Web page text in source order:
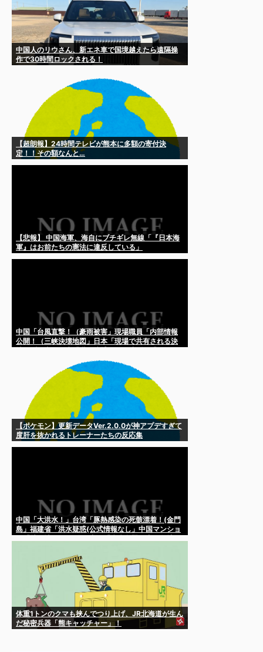
中国人のリウさん、新エネ車で国境越えたら遠隔操
作で30時間ロックされる！
【超朗報】24時間テレビが熊本に多額の寄付決
定！！その額なんと…
【悲報】 中国海軍、海自にブチギレ無線「『日本海
軍』はお前たちの憲法に違反している」
中国「台風直撃！（豪雨被害」現場職員「内部情報
公開！（三峡決壊地図」日本「現場で共有される決
【ポケモン】更新データVer.2.0.0が神アプデすぎて
度肝を抜かれるトレーナーたちの反応集
中国「大洪水！」台湾「豚熱感染の死骸漂着！(金門
島」福建省「洪水疑惑(公式情報なし」中国マンショ
体重1トンのクマも挟んでつり上げ、JR北海道が生ん
だ秘密兵器「熊キャッチャー」！